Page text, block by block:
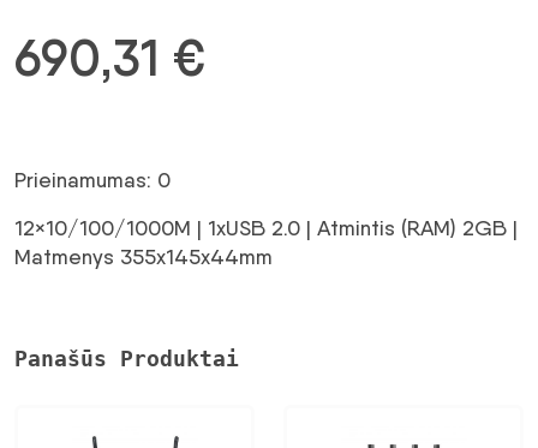
690,31 €
Prieinamumas: 0
12×10/100/1000M | 1xUSB 2.0 | Atmintis (RAM) 2GB |
Matmenys 355x145x44mm
Panašūs Produktai